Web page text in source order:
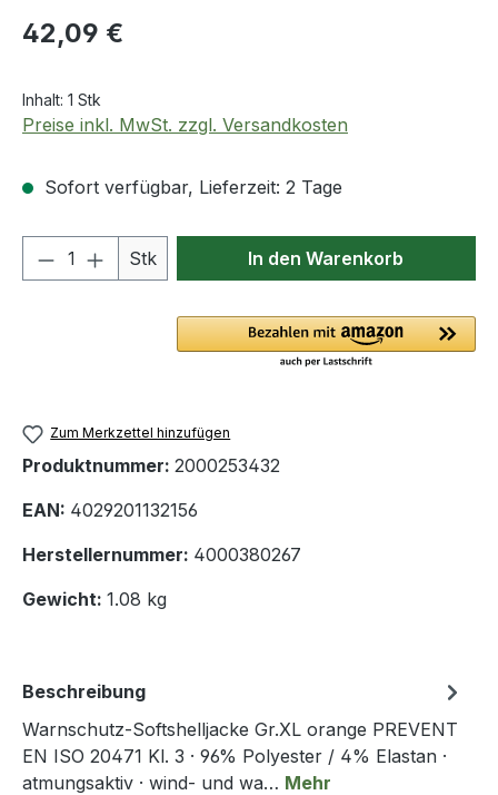
Regulärer Preis:
42,09 €
Inhalt: 1 Stk
Preise inkl. MwSt. zzgl. Versandkosten
Sofort verfügbar, Lieferzeit: 2 Tage
Produkt Anzahl: Gib den
Stk In den Warenkorb
Zum Merkzettel hinzufügen
Produktnummer: 2000253432
EAN: 4029201132156
Herstellernummer: 4000380267
Gewicht: 1.08 kg
Beschreibung
Warnschutz-Softshelljacke Gr.XL orange PREVENT
EN ISO 20471 Kl. 3 · 96% Polyester / 4% Elastan ·
atmungsaktiv · wind- und wa… Mehr